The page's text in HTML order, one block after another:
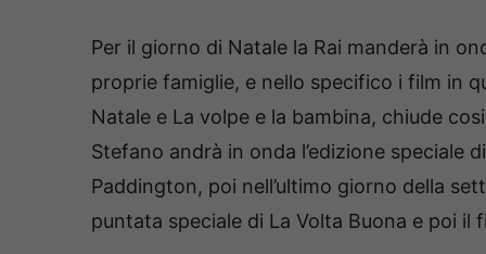
Per il giorno di Natale la Rai manderà in
proprie famiglie, e nello specifico i film in
Natale e La volpe e la bambina, chiude
Stefano andrà in onda l’edizione speciale
Paddington, poi nell’ultimo giorno della
puntata speciale di La Volta Buona e poi il